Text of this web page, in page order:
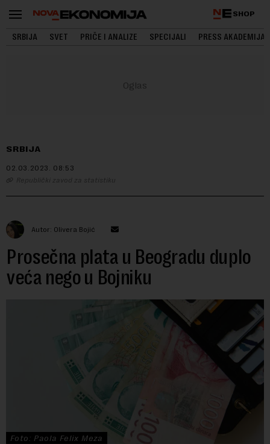
SHOP
SRBIJA SVET PRIČE I ANALIZE SPECIJALI PRESS AKADEMIJA
SRBIJA
02.03.2023. 08:53
Republički zavod za statistiku
Autor: Olivera Bojić
Prosečna plata u Beogradu duplo
veća nego u Bojniku
Foto: Paola Felix Meza